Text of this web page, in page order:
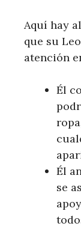
Aquí hay
que su
atención
Él
Él
se